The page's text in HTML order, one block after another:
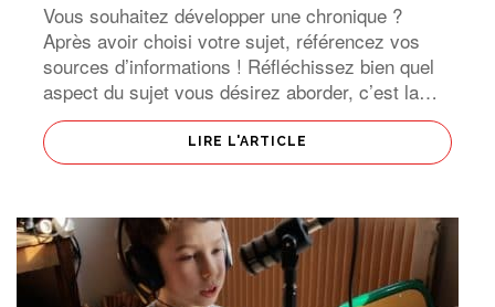
Vous souhaitez développer une chronique ?
Après avoir choisi votre sujet, référencez vos
sources d’informations ! Réfléchissez bien quel
aspect du sujet vous désirez aborder, c’est la
notion d’angle ! Une chronique commence par
l’accroche ; la première est particulièrement
importante […]
LIRE L'ARTICLE